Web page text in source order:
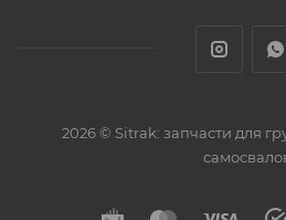
2026 © Sitrak: запчасти для